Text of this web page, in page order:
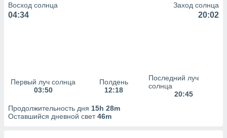
выбора
Восход солнца
04:34
Заход солнца
20:02
Первый луч солнца
03:50
Полдень
12:18
Последний луч
солнца
20:45
Продолжительность дня 15h 28m
Оставшийся дневной свет46m